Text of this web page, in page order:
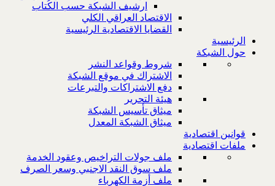
ارشيف الشبكة حسب الكُتاب
الاقتصاد العراقي الكلي
القضايا الاقتصادية الرئيسية
الرئيسية
حول الشبكة
شروط وقواعد النشر
الاشتراك في موقع الشبكة
دفع الاشتراكات والتبرعات
هيئة التحرير
ميثاق تأسيس الشبكة
ميثاق الشبكة المعدل
قوانين اقتصادية
ملفات اقتصادية
ملف جولات التراخيص وعقود الخدمة
ملف سوق النقد الاجنبي وسعر الصرف
ملف أزمة الكهرباء